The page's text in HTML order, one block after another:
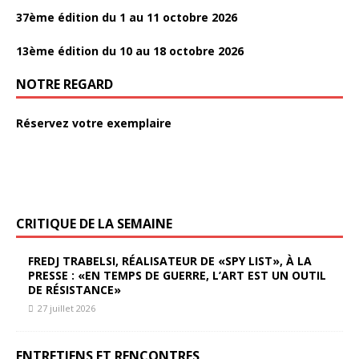
37ème édition du 1 au 11 octobre 2026
13ème édition du 10 au 18 octobre 2026
NOTRE REGARD
Réservez votre exemplaire
CRITIQUE DE LA SEMAINE
FREDJ TRABELSI, RÉALISATEUR DE «SPY LIST», À LA
PRESSE : «EN TEMPS DE GUERRE, L’ART EST UN OUTIL
DE RÉSISTANCE»
27 juillet 2026